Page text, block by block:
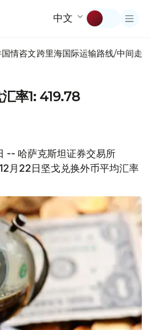
中文
国情咨文跨里海国际运输路线/中间走廊
率1: 419.78
-- 哈萨克斯坦证券交易所
月22日坚戈兑换外币平均汇率